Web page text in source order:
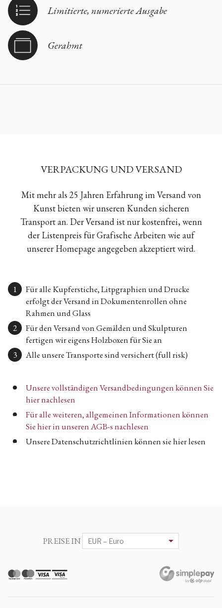
Limitierte, numerierte Ausgabe
Gerahmt
VERPACKUNG UND VERSAND
Mit mehr als 25 Jahren Erfahrung im Versand von
Kunst bieten wir unseren Kunden sicheren
Transport an. Der Versand ist nur kostenfrei, wenn
der Listenpreis für Grafische Arbeiten wie auf
unserer Homepage angegeben akzeptiert wird.
Für alle Kupferstiche, Litpgraphien und Drucke
erfolgt der Versand in Dokumentenrollen ohne
Rahmen und Glass
Für den Versand von Gemälden und Skulpturen
fertigen wir eigens Holzboxen für Sie an
Alle unsere Transporte sind versichert (full risk)
Unsere vollständigen Versandbedingungen können Sie
hier nachlesen
Für alle weiteren, allgemeinen Informationen können
Sie hier in unseren AGB-s nachlesen
Unsere Datenschutzrichtlinien können sie hier lesen
PREISE IN